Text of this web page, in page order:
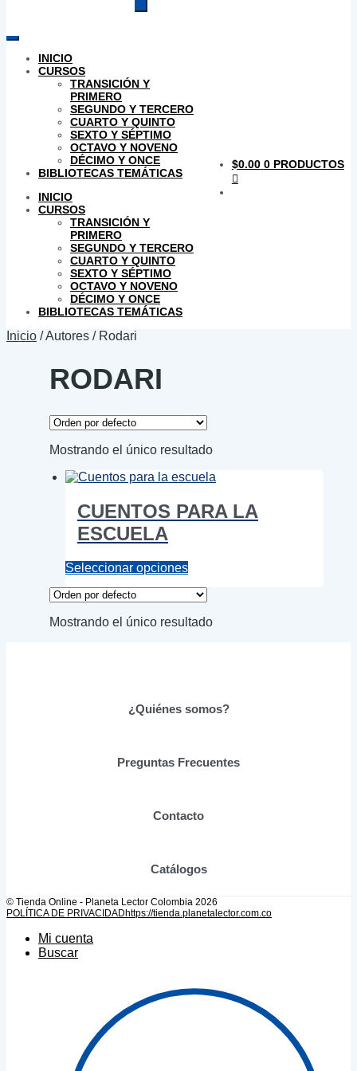
productos
INICIO
CURSOS
TRANSICIÓN Y
PRIMERO
SEGUNDO Y TERCERO
CUARTO Y QUINTO
SEXTO Y SÉPTIMO
OCTAVO Y NOVENO
DÉCIMO Y ONCE
BIBLIOTECAS TEMÁTICAS
INICIO
CURSOS
TRANSICIÓN Y
PRIMERO
SEGUNDO Y TERCERO
CUARTO Y QUINTO
SEXTO Y SÉPTIMO
OCTAVO Y NOVENO
DÉCIMO Y ONCE
BIBLIOTECAS TEMÁTICAS
$0.00 0 PRODUCTOS
Inicio /Autores / Rodari
RODARI
Mostrando el único resultado
CUENTOS PARA LA
ESCUELA
Seleccionar opcionesEste
tiene
variantes.
en
producto
Mostrando el único resultado
¿Quiénes somos?
Preguntas Frecuentes
Contacto
Catálogos
© Tienda Online - Planeta Lector Colombia 2026
POLÍTICA DE PRIVACIDADhttps://tienda.planetalector.com.co
Mi cuenta
Buscar